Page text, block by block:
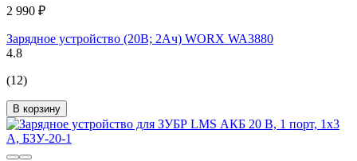
2 990 ₽
Зарядное устройство (20В; 2Aч) WORX WA3880
4.8
(12)
В корзину